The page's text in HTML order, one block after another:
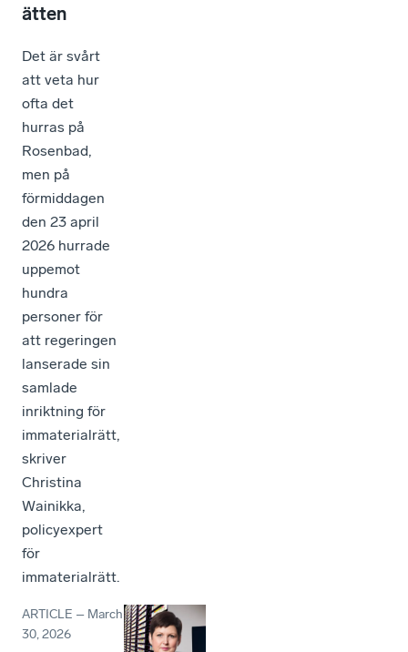
ätten
Det är svårt
att veta hur
ofta det
hurras på
Rosenbad,
men på
förmiddagen
den 23 april
2026 hurrade
uppemot
hundra
personer för
att regeringen
lanserade sin
samlade
inriktning för
immaterialrätt,
skriver
Christina
Wainikka,
policyexpert
för
immaterialrätt.
ARTICLE – March
30, 2026